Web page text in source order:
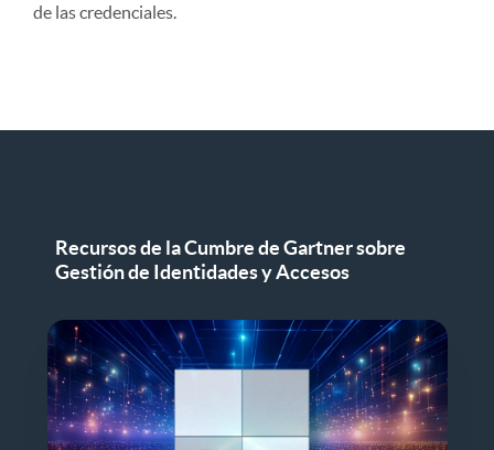
de las credenciales.
Recursos de la Cumbre de Gartner sobre
Gestión de Identidades y Accesos